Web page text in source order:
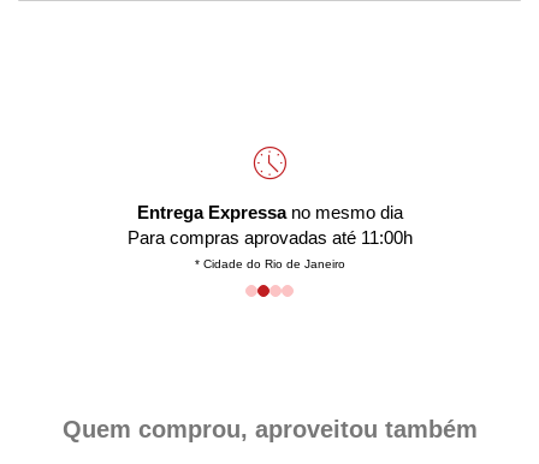
Entrega Expressano mesmo dia
Para compras aprovadas até 11:00h
* Cidade do Rio de Janeiro
Quem comprou, aproveitou também